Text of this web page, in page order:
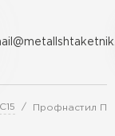
С15 Профнастил
Контакты